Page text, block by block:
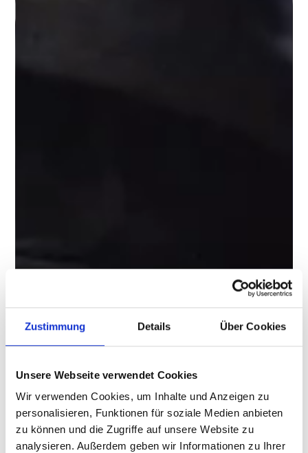
Zustimmung Details Über Cookies
Unsere Webseite verwendet Cookies
Wir verwenden Cookies, um Inhalte und Anzeigen zu
personalisieren, Funktionen für soziale Medien anbieten
zu können und die Zugriffe auf unsere Website zu
analysieren. Außerdem geben wir Informationen zu Ihrer